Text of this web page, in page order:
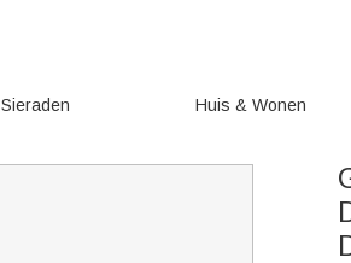
Sieraden Huis & Wonen